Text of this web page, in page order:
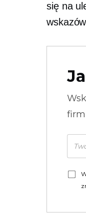
się na